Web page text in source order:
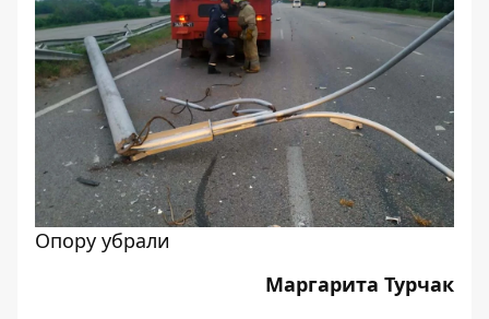
Опору убрали
Маргарита Турчак